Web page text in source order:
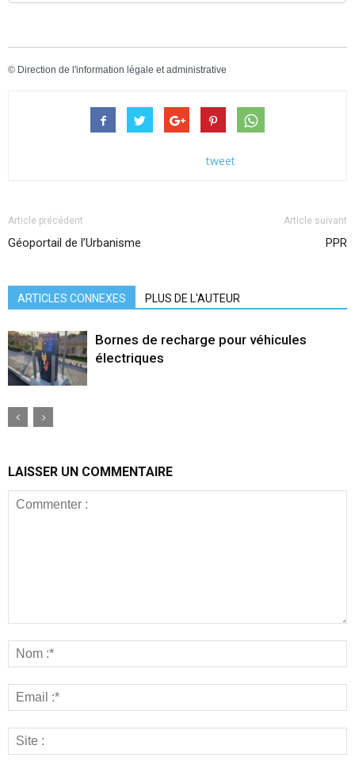
© Direction de l'information légale et administrative
tweet
Article précédent
Géoportail de l’Urbanisme
Article suivant
PPR
ARTICLES CONNEXES PLUS DE L'AUTEUR
Bornes de recharge pour véhicules
électriques
LAISSER UN COMMENTAIRE